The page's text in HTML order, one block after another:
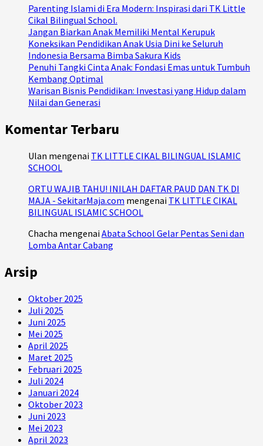
Parenting Islami di Era Modern: Inspirasi dari TK Little
Cikal Bilingual School.
Jangan Biarkan Anak Memiliki Mental Kerupuk
Koneksikan Pendidikan Anak Usia Dini ke Seluruh
Indonesia Bersama Bimba Sakura Kids
Penuhi Tangki Cinta Anak: Fondasi Emas untuk Tumbuh
Kembang Optimal
Warisan Bisnis Pendidikan: Investasi yang Hidup dalam
Nilai dan Generasi
Komentar Terbaru
Ulan mengenai TK LITTLE CIKAL BILINGUAL ISLAMIC
SCHOOL
ORTU WAJIB TAHU! INILAH DAFTAR PAUD DAN TK DI
MAJA - SekitarMaja.com mengenai TK LITTLE CIKAL
BILINGUAL ISLAMIC SCHOOL
Chacha mengenai Abata School Gelar Pentas Seni dan
Lomba Antar Cabang
Arsip
Oktober 2025
Juli 2025
Juni 2025
Mei 2025
April 2025
Maret 2025
Februari 2025
Juli 2024
Januari 2024
Oktober 2023
Juni 2023
Mei 2023
April 2023